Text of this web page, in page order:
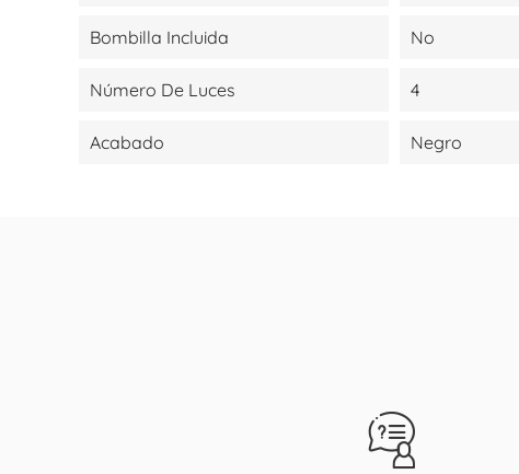
Bombilla Incluida No
Número De Luces 4
Acabado Negro